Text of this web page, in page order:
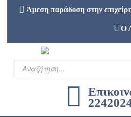
Άμεση παράδοση στην
Ο